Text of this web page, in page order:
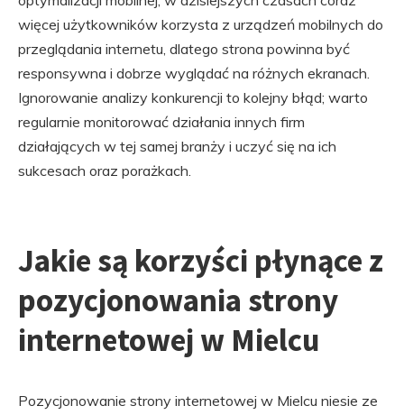
więcej użytkowników korzysta z urządzeń mobilnych do
przeglądania internetu, dlatego strona powinna być
responsywna i dobrze wyglądać na różnych ekranach.
Ignorowanie analizy konkurencji to kolejny błąd; warto
regularnie monitorować działania innych firm
działających w tej samej branży i uczyć się na ich
sukcesach oraz porażkach.
Jakie są korzyści płynące z
pozycjonowania strony
internetowej w Mielcu
Pozycjonowanie strony internetowej w Mielcu niesie ze